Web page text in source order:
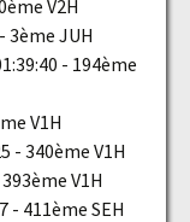
V2H
3ème JUH
- 194ème
V1H
- 340ème V1H
V1H
- 411ème SEH